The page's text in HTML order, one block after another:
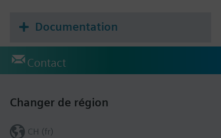
Documentation
Contact
Changer de région
CH (fr)